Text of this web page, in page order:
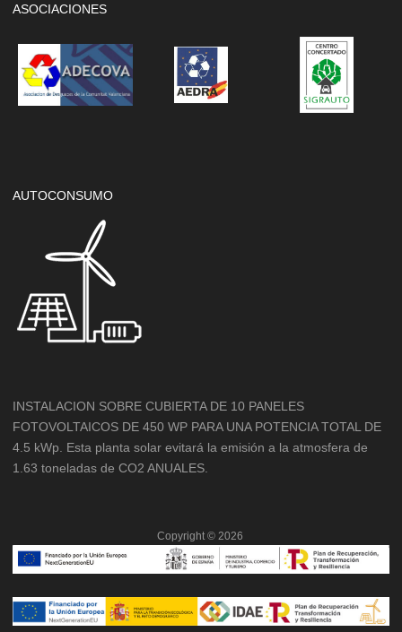
ASOCIACIONES
AUTOCONSUMO
INSTALACION SOBRE CUBIERTA DE 10 PANELES
FOTOVOLTAICOS DE 450 WP PARA UNA POTENCIA TOTAL DE
4.5 kWp. Esta planta solar evitará la emisión a la atmosfera de
1.63 toneladas de CO2 ANUALES.
Copyright © 2026